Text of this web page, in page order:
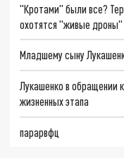
"Кротами" были все?
охотятся "живые дроны"
Младшему сыну
Лукашенко в обращении
жизненных этапа
парарвфц